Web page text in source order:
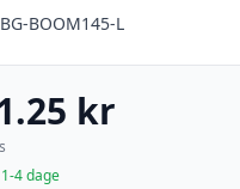
BOOM145-L
kr
4 dage